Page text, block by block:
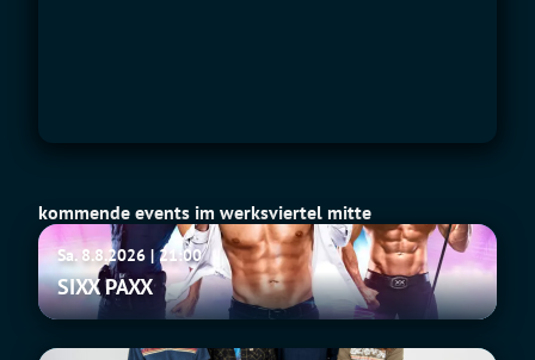
kommende events im werksviertel mitte
SIXX
PAXXSa. 8.8.2026 | 21:00
SIXX PAXX